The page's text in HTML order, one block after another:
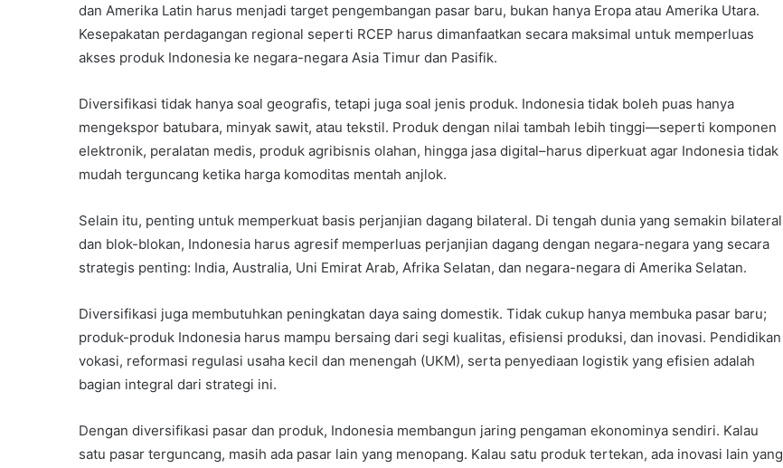
dan Amerika Latin harus menjadi target pengembangan pasar baru, bukan hanya Eropa atau Amerika Utara.
Kesepakatan perdagangan regional seperti RCEP harus dimanfaatkan secara maksimal untuk memperluas
akses produk Indonesia ke negara-negara Asia Timur dan Pasifik.
Diversifikasi tidak hanya soal geografis, tetapi juga soal jenis produk. Indonesia tidak boleh puas hanya
mengekspor batubara, minyak sawit, atau tekstil. Produk dengan nilai tambah lebih tinggi—seperti komponen
elektronik, peralatan medis, produk agribisnis olahan, hingga jasa digital–harus diperkuat agar Indonesia tidak
mudah terguncang ketika harga komoditas mentah anjlok.
Selain itu, penting untuk memperkuat basis perjanjian dagang bilateral. Di tengah dunia yang semakin bilateral
dan blok-blokan, Indonesia harus agresif memperluas perjanjian dagang dengan negara-negara yang secara
strategis penting: India, Australia, Uni Emirat Arab, Afrika Selatan, dan negara-negara di Amerika Selatan.
Diversifikasi juga membutuhkan peningkatan daya saing domestik. Tidak cukup hanya membuka pasar baru;
produk-produk Indonesia harus mampu bersaing dari segi kualitas, efisiensi produksi, dan inovasi. Pendidikan
vokasi, reformasi regulasi usaha kecil dan menengah (UKM), serta penyediaan logistik yang efisien adalah
bagian integral dari strategi ini.
Dengan diversifikasi pasar dan produk, Indonesia membangun jaring pengaman ekonominya sendiri. Kalau
satu pasar terguncang, masih ada pasar lain yang menopang. Kalau satu produk tertekan, ada inovasi lain yang